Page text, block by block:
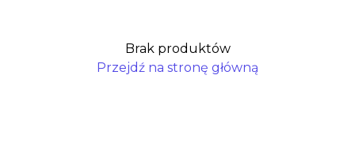
Brak produktów
Przejdź na stronę główną